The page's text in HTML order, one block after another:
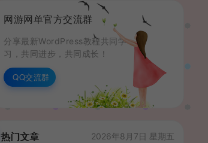
端+详细搭建教程+视频教程
网游网单官方交流群
分享最新WordPress教程共同学
习，共同进步，共同成长！
QQ交流群
热门文章 2026年8月7日 星期五